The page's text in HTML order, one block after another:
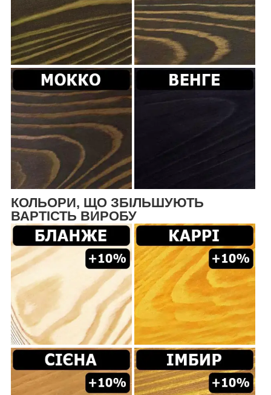
КОЛЬОРИ, ЩО ЗБІЛЬШУЮТЬ
ВАРТІСТЬ ВИРОБУ